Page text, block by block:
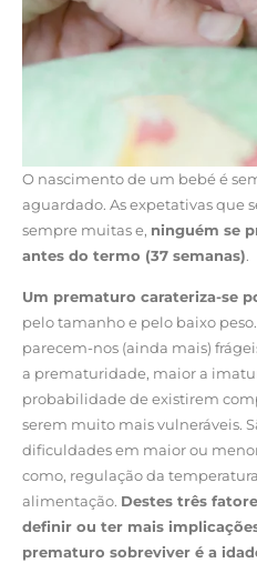
O nascimento de um bebé é
aguardado. As expetativas que
sempre muitas e, ninguém se
antes do termo (37 semanas).
Um prematuro carateriza-se
pelo tamanho e pelo baixo
parecem-nos (ainda mais)
a prematuridade, maior a
probabilidade de existirem
serem muito mais vulneráveis.
dificuldades em maior ou
como, regulação da
alimentação. Destes três
definir ou ter mais
prematuro sobreviver é a